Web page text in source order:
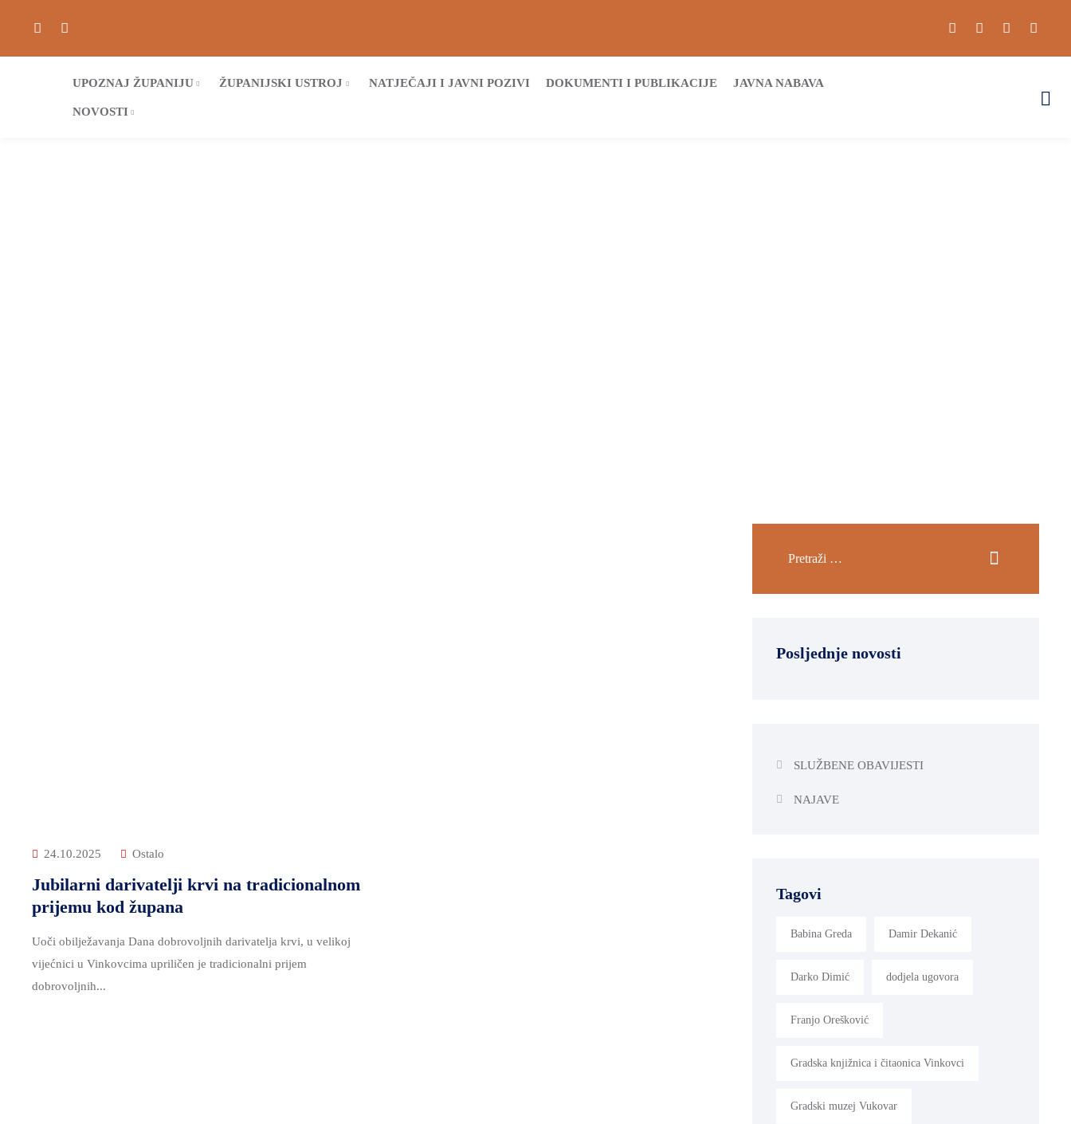
UPOZNAJ ŽUPANIJU ŽUPANIJSKI USTROJ NATJEČAJI I JAVNI POZIVI DOKUMENTI I PUBLIKACIJE JAVNA NABAVA
NOVOSTI
24.10.2025 Ostalo
Jubilarni darivatelji krvi na tradicionalnom
prijemu kod župana
Uoči obilježavanja Dana dobrovoljnih darivatelja krvi, u velikoj
vijećnici u Vinkovcima upriličen je tradicionalni prijem
dobrovoljnih...
Posljednje novosti
SLUŽBENE OBAVIJESTI
NAJAVE
Tagovi
Babina Greda Damir Dekanić
Darko Dimić dodjela ugovora
Franjo Orešković
Gradska knjižnica i čitaonica Vinkovci
Gradski muzej Vukovar